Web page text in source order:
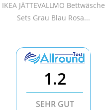
IKEA JÄTTEVALLMO Bettwäsche
Sets Grau Blau Rosa...
1.2
SEHR GUT